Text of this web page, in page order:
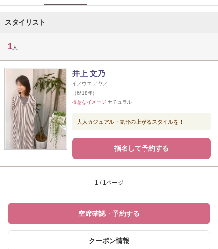
スタイリスト
1 人
井上 文乃
イノウエ アヤノ
（歴18年）
得意なイメージ ナチュラル
大人カジュアル・気分の上がるスタイルを！
指名して予約する
1 / 1ページ
空席確認・予約する
クーポン情報